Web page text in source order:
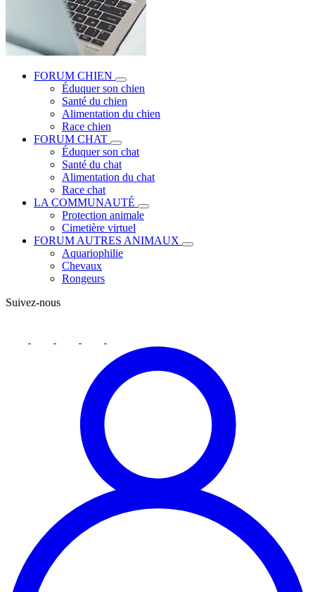
FORUM CHIEN
Éduquer son chien
Santé du chien
Alimentation du chien
Race chien
FORUM CHAT
Éduquer son chat
Santé du chat
Alimentation du chat
Race chat
LA COMMUNAUTÉ
Protection animale
Cimetière virtuel
FORUM AUTRES ANIMAUX
Aquariophilie
Chevaux
Rongeurs
Suivez-nous